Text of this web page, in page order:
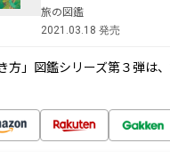
旅の図鑑
2021.03.18 発売
方」図鑑シリーズ第３弾は